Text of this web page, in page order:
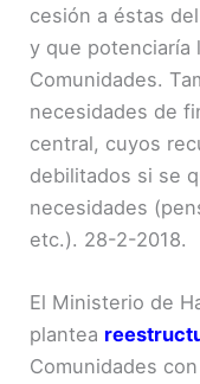
cesión a éstas
y que potenciaría
Comunidades.
necesidades de
central, cuyos
debilitados si se
necesidades
etc.). 28-2-2018.
El Ministerio de
plantea
Comunidades